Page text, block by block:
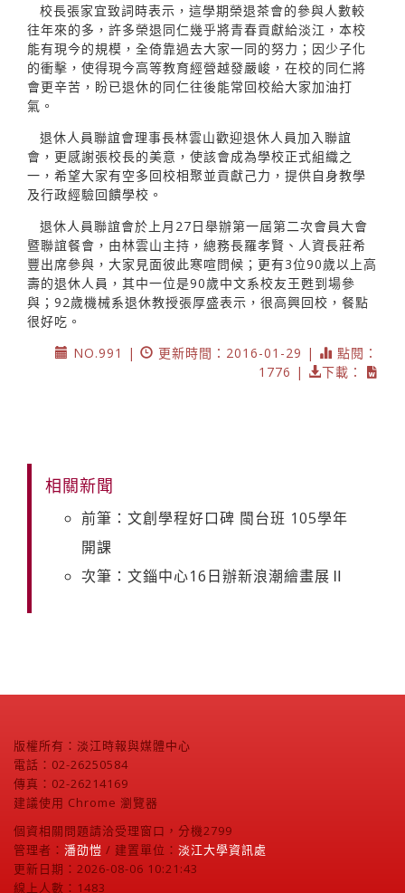
校長張家宜致詞時表示，這學期榮退茶會的參與人數較
往年來的多，許多榮退同仁幾乎將青春貢獻給淡江，本校
能有現今的規模，全倚靠過去大家一同的努力；因少子化
的衝擊，使得現今高等教育經營越發嚴峻，在校的同仁將
會更辛苦，盼已退休的同仁往後能常回校給大家加油打
氣。
退休人員聯誼會理事長林雲山歡迎退休人員加入聯誼
會，更感謝張校長的美意，使該會成為學校正式組織之
一，希望大家有空多回校相聚並貢獻己力，提供自身教學
及行政經驗回饋學校。
退休人員聯誼會於上月27日舉辦第一屆第二次會員大會
暨聯誼餐會，由林雲山主持，總務長羅孝賢、人資長莊希
豐出席參與，大家見面彼此寒喧問候；更有3位90歲以上高
壽的退休人員，其中一位是90歲中文系校友王甦到場參
與；92歲機械系退休教授張厚盛表示，很高興回校，餐點
很好吃。
NO.991 |
更新時間：2016-01-29 |
點閱：
1776 |
下載：
相關新聞
前筆：文創學程好口碑 閩台班 105學年
開課
次筆：文錙中心16日辦新浪潮繪畫展Ⅱ
版權所有：淡江時報與媒體中心
電話：02-26250584
傳真：02-26214169
建議使用 Chrome 瀏覽器
個資相關問題請洽受理窗口，分機2799
管理者： 潘劭愷 / 建置單位： 淡江大學資訊處
更新日期：2026-08-06 10:21:43
線上人數：1483